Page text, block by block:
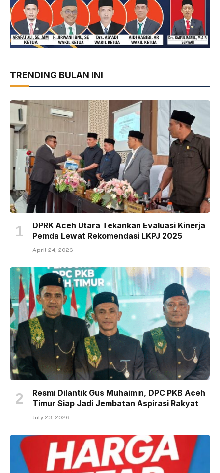
TRENDING BULAN INI
DPRK Aceh Utara Tekankan Evaluasi Kinerja
Pemda Lewat Rekomendasi LKPJ 2025
April 24, 2026
Resmi Dilantik Gus Muhaimin, DPC PKB Aceh
Timur Siap Jadi Jembatan Aspirasi Rakyat
July 23, 2026